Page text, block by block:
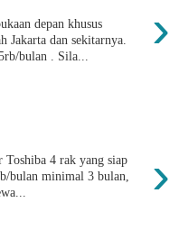
›
depan khusus
Jakarta dan sekitarnya.
bulan . Sila...
›
Toshiba 4 rak yang siap
bulan minimal 3 bulan,